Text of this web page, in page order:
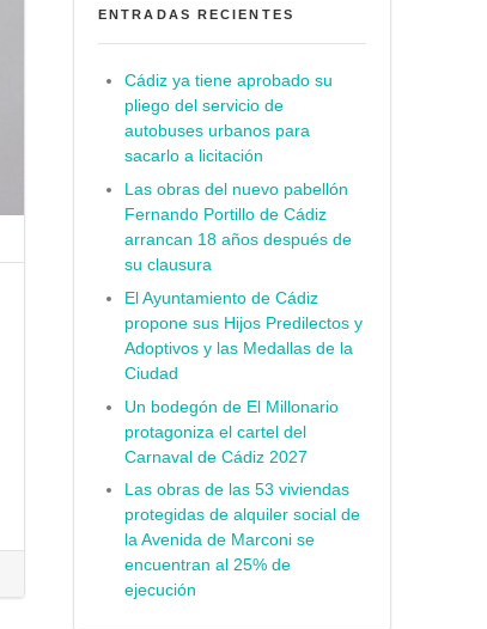
ENTRADAS RECIENTES
Cádiz ya tiene aprobado su
pliego del servicio de
autobuses urbanos para
sacarlo a licitación
Las obras del nuevo pabellón
Fernando Portillo de Cádiz
arrancan 18 años después de
su clausura
El Ayuntamiento de Cádiz
propone sus Hijos Predilectos y
Adoptivos y las Medallas de la
Ciudad
Un bodegón de El Millonario
protagoniza el cartel del
Carnaval de Cádiz 2027
Las obras de las 53 viviendas
protegidas de alquiler social de
la Avenida de Marconi se
encuentran al 25% de
ejecución